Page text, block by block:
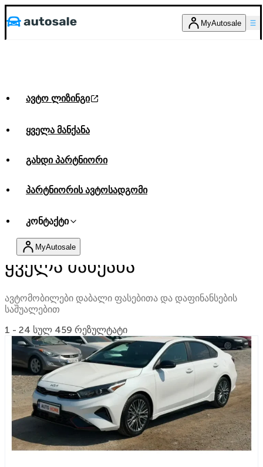
MyAutosale
ავტო ლიზინგი
ყველა მანქანა
გახდი პარტნიორი
პარტნიორის ავტოსადგომი
კონტაქტი
MyAutosale
ყველა მანქანა
ავტომობილები დაბალი ფასებითა და დაფინანსების
საშუალებით
1 - 24 სულ 459 რეზულტატი